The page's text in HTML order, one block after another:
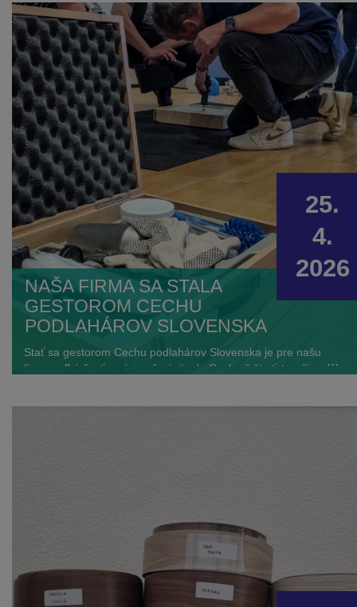
typom podláh – od vinylu, kompozitu a laminátu až po
keramiku – a ponúka riešenie, ktoré spája dizajn, funkčnosť a
praktickosť.
NAŠA FIRMA SA STALA
GESTOROM CECHU
PODLAHÁROV SLOVENSKA
25.
4.
2026
Stať sa gestorom Cechu podlahárov Slovenska je pre našu
firmu veľká česť a zároveň záväzok. Cech už štvrťstoročie
...